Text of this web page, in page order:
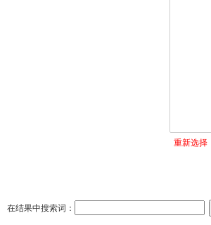
重新选择
在结果中搜索词：